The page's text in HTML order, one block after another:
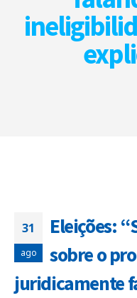
31
ago
Eleições:
sobre o
juridicamente